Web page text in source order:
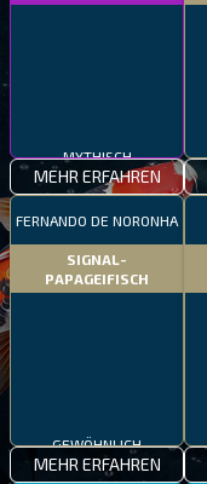
MYTHISCH
MEHR ERFAHREN
FERNANDO DE NORONHA
SIGNAL-
PAPAGEIFISCH
GEWÖHNLICH
MEHR ERFAHREN